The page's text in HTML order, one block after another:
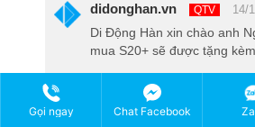
didonghan.vn QTV 14/
Di Động Hàn xin chào anh
mua S20+ sẽ được tặng
D Dao thanh liem 11/10/2022 -
Gọi ngay Chat Facebook